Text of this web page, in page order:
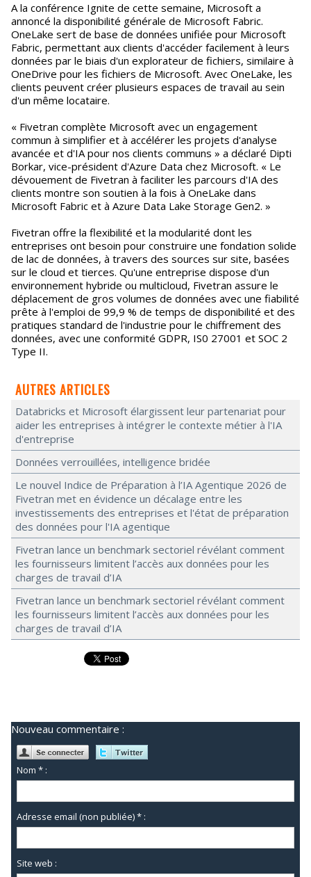
A la conférence Ignite de cette semaine, Microsoft a
annoncé la disponibilité générale de Microsoft Fabric.
OneLake sert de base de données unifiée pour Microsoft
Fabric, permettant aux clients d'accéder facilement à leurs
données par le biais d'un explorateur de fichiers, similaire à
OneDrive pour les fichiers de Microsoft. Avec OneLake, les
clients peuvent créer plusieurs espaces de travail au sein
d'un même locataire.
« Fivetran complète Microsoft avec un engagement
commun à simplifier et à accélérer les projets d'analyse
avancée et d'IA pour nos clients communs » a déclaré Dipti
Borkar, vice-président d'Azure Data chez Microsoft. « Le
dévouement de Fivetran à faciliter les parcours d'IA des
clients montre son soutien à la fois à OneLake dans
Microsoft Fabric et à Azure Data Lake Storage Gen2. »
Fivetran offre la flexibilité et la modularité dont les
entreprises ont besoin pour construire une fondation solide
de lac de données, à travers des sources sur site, basées
sur le cloud et tierces. Qu'une entreprise dispose d'un
environnement hybride ou multicloud, Fivetran assure le
déplacement de gros volumes de données avec une fiabilité
prête à l'emploi de 99,9 % de temps de disponibilité et des
pratiques standard de l'industrie pour le chiffrement des
données, avec une conformité GDPR, IS0 27001 et SOC 2
Type II.
AUTRES ARTICLES
Databricks et Microsoft élargissent leur partenariat pour
aider les entreprises à intégrer le contexte métier à l'IA
d'entreprise
Données verrouillées, intelligence bridée
Le nouvel Indice de Préparation à l’IA Agentique 2026 de
Fivetran met en évidence un décalage entre les
investissements des entreprises et l'état de préparation
des données pour l'IA agentique
Fivetran lance un benchmark sectoriel révélant comment
les fournisseurs limitent l’accès aux données pour les
charges de travail d’IA
Fivetran lance un benchmark sectoriel révélant comment
les fournisseurs limitent l’accès aux données pour les
charges de travail d’IA
Nouveau commentaire :
Nom * :
Adresse email (non publiée) * :
Site web :